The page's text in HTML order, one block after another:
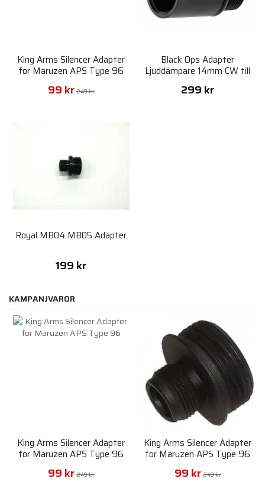
King Arms Silencer Adapter
for Maruzen APS Type 96
99 kr 249 kr
Black Ops Adapter
Ljuddämpare 14mm CW till
14mm CCW
299 kr
Royal MB04 MB05 Adapter
199 kr
KAMPANJVAROR
King Arms Silencer Adapter
for Maruzen APS Type 96
99 kr 249 kr
King Arms Silencer Adapter
for Maruzen APS Type 96
(14mm+)
99 kr 249 kr